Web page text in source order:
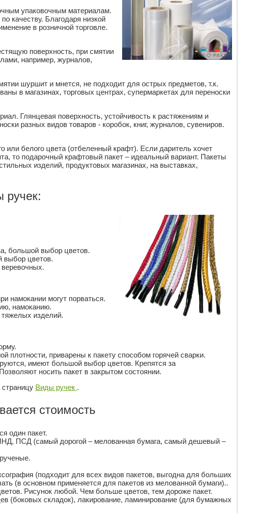
упаковочным материалам.
качеству. Благодаря низкой
в розничной торговле.
поверхность, при смятии
например, журналов,
шуршит и мнется, не подходит для острых предметов, т.к.
в магазинах, торговых центрах, супермаркетах для переноски
Глянцевая поверхность, устойчивость к растяжениям и
разных видов товаров - коробок, книг, журналов, сувениров.
или белого цвета (отбеленный крафт). Если даритель хочет
то подарочный крафтовый пакет – идеальный вариант. Пакеты
изделий, продуктовых магазинах, на выставках,
ручек:
большой выбор цветов.
выбор цветов.
намокании могут порваться.
намоканию.
изделий.
плотности, приварены к пакету способом горячей сварки.
имеют большой выбор цветов. Крепятся за
носить пакет в закрытом состоянии.
Виды ручек .
стоимость
один пакет.
ПСД (самый дорогой – мелованная бумага, самый дешевый –
(подходит для всех видов пакетов, выгодна для больших
(в основном применяется для пакетов из мелованной бумаги)..
Рисунок любой. Чем больше цветов, тем дороже пакет.
(боковых складок), лакирование, ламинирование (для бумажных